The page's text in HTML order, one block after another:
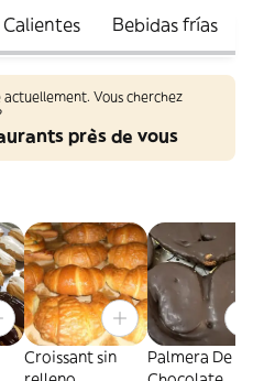
Bebidas frías
Vous cherchez
près de vous
Croissant sin
Palmera De